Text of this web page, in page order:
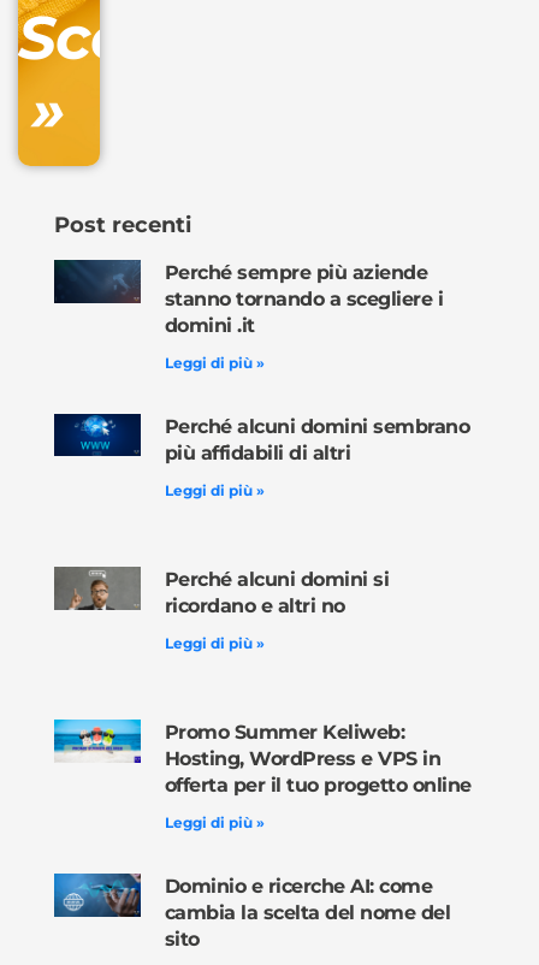
Scopri
»
Post recenti
Perché sempre più aziende
stanno tornando a scegliere i
domini .it
Leggi di più »
Perché alcuni domini sembrano
più affidabili di altri
Leggi di più »
Perché alcuni domini si
ricordano e altri no
Leggi di più »
Promo Summer Keliweb:
Hosting, WordPress e VPS in
offerta per il tuo progetto online
Leggi di più »
Dominio e ricerche AI: come
cambia la scelta del nome del
sito